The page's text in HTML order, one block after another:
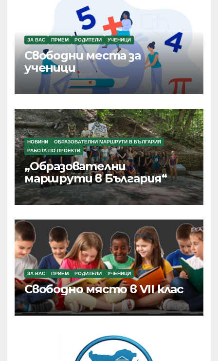
ЗА ВАС ПРИЕМ РОДИТЕЛИ УЧЕНИЦИ
Свободни места за
ученици
НОВИНИ
ОБРАЗОВАТЕЛНИ МАРШРУТИ В БЪЛГАРИЯ
РАБОТА ПО ПРОЕКТИ
„Образователни
маршрути в България“
ЗА ВАС ПРИЕМ РОДИТЕЛИ УЧЕНИЦИ
Свободно място в VII клас